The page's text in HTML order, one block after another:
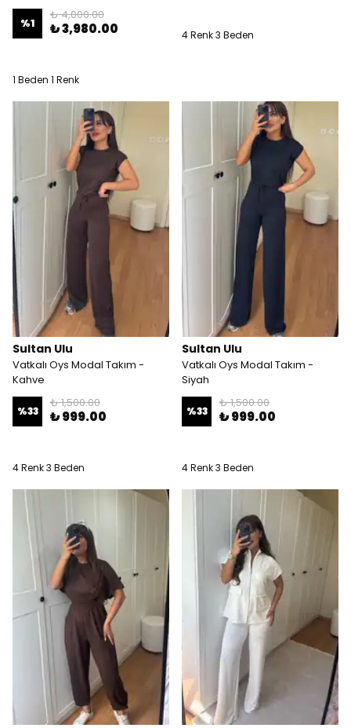
%1
₺ 4,000.00
₺ 3,980.00
1 Beden 1 Renk
4 Renk 3 Beden
Sultan Ulu
Vatkalı Oys Modal Takım -
Kahve
%33
₺ 1,500.00
₺ 999.00
4 Renk 3 Beden
Sultan Ulu
Vatkalı Oys Modal Takım -
Siyah
%33
₺ 1,500.00
₺ 999.00
4 Renk 3 Beden